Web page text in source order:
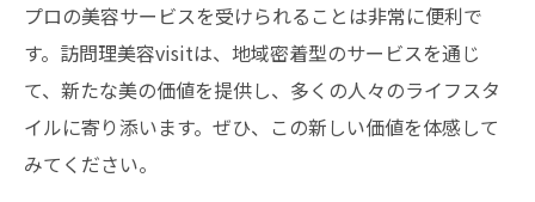
プロの美容サービスを受けられることは非常に便利で
す。訪問理美容visitは、地域密着型のサービスを通じ
て、新たな美の価値を提供し、多くの人々のライフスタ
イルに寄り添います。ぜひ、この新しい価値を体感して
みてください。